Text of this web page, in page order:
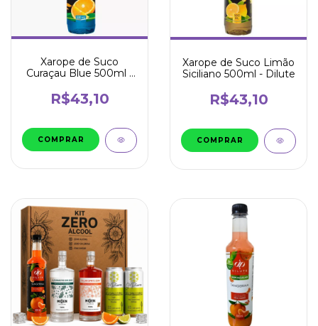
Xarope de Suco
Curaçau Blue 500ml -
R$43,10
Xarope de Suco Limão
Siciliano 500ml - Dilute
R$43,10